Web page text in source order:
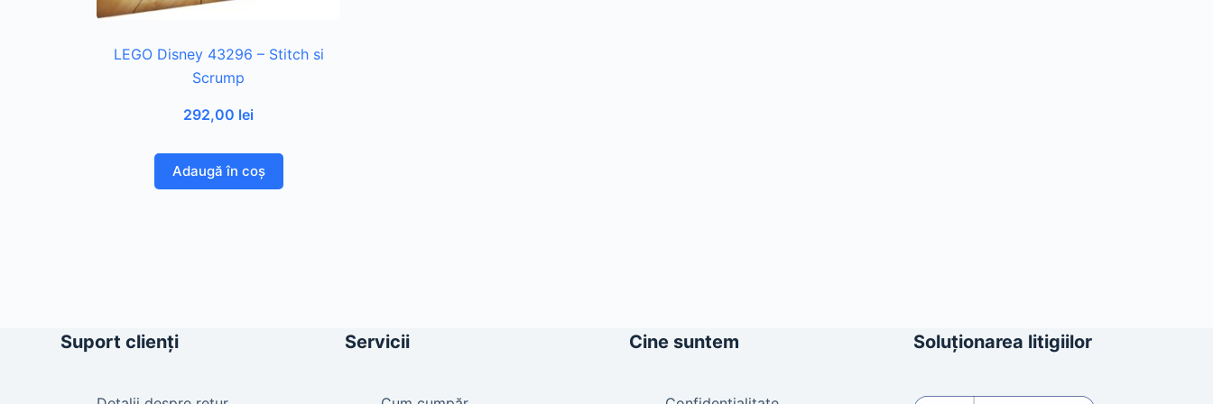
LEGO Disney 43296 – Stitch si
Scrump
292,00 lei
Adaugă în coș
Suport clienți Servicii Cine suntem Soluționarea litigiilor